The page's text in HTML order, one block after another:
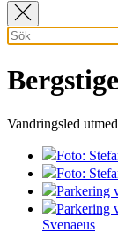
Vandringsled
Foto:
Foto:
Parkering
Parkering
Svenaeus